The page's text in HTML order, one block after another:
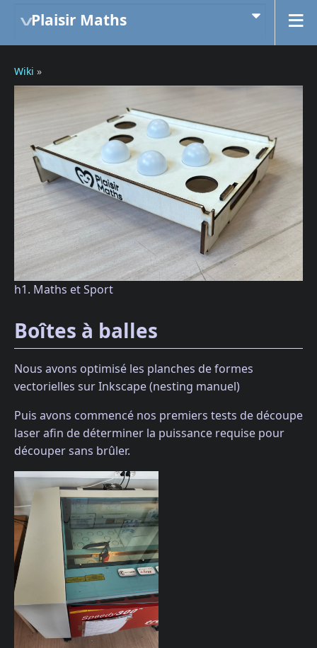
Plaisir Maths
Wiki »
h1. Maths et Sport
Boîtes à balles
Nous avons optimisé les planches de formes
vectorielles sur Inkscape (nesting manuel)
Puis avons commencé nos premiers tests de découpe
laser afin de déterminer la puissance requise pour
découper sans brûler.